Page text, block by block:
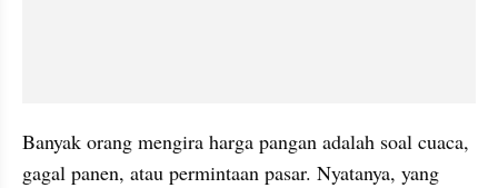
Banyak orang mengira harga pangan adalah soal cuaca,
gagal panen, atau permintaan pasar. Nyatanya, yang